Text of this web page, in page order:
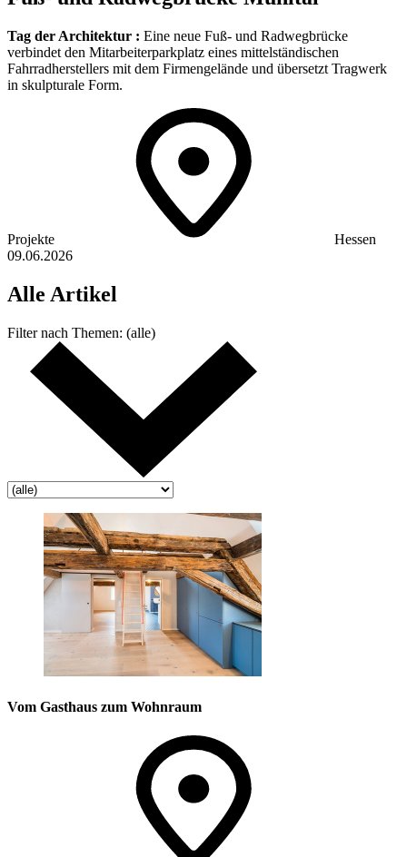
Tag der Architektur : Eine neue Fuß- und Radwegbrücke
verbindet den Mitarbeiterparkplatz eines mittelständischen
Fahrradherstellers mit dem Firmengelände und übersetzt Tragwerk
in skulpturale Form.
Projekte
Hessen
09.06.2026
Alle Artikel
Filter nach Themen: (alle)
Vom Gasthaus zum Wohnraum